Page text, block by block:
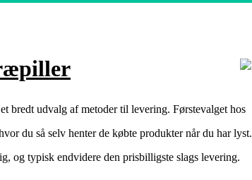
bredt udvalg af metoder til levering. Førstevalget hos
du så selv henter de købte produkter når du har lyst.
og typisk endvidere den prisbilligste slags levering.